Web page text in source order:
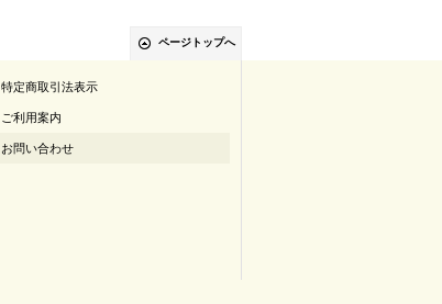
ページトップへ
特定商取引法表示
ご利用案内
お問い合わせ